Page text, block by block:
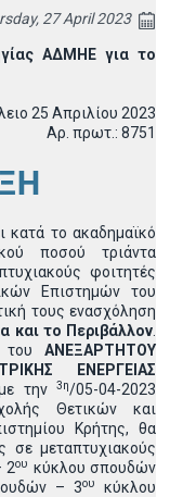
27 April 2023
ΑΔΜΗΕ για το
25 Απριλίου 2023
Αρ. πρωτ.: 8751
κατά το ακαδημαϊκό
ποσού τριάντα
φοιτητές
Επιστημών του
τους ενασχόληση
και το Περιβάλλον
του ΑΝΕΞΑΡΤΗΤΟΥ
ΕΝΕΡΓΕΙΑΣ
με την3η/05-04-2023
Θετικών και
Κρήτης, θα
σε μεταπτυχιακούς
2ου κύκλου σπουδών
– 3ου
κύκλου